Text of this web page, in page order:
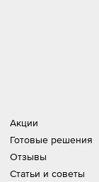
Акции
Готовые решения
Отзывы
Статьи и советы